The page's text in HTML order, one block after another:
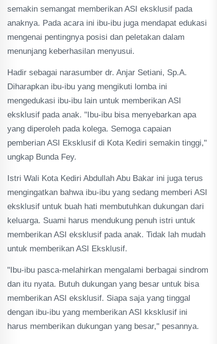
semakin semangat memberikan ASI eksklusif pada
anaknya. Pada acara ini ibu-ibu juga mendapat edukasi
mengenai pentingnya posisi dan peletakan dalam
menunjang keberhasilan menyusui.
Hadir sebagai narasumber dr. Anjar Setiani, Sp.A.
Diharapkan ibu-ibu yang mengikuti lomba ini
mengedukasi ibu-ibu lain untuk memberikan ASI
eksklusif pada anak. "Ibu-ibu bisa menyebarkan apa
yang diperoleh pada kolega. Semoga capaian
pemberian ASI Eksklusif di Kota Kediri semakin tinggi,"
ungkap Bunda Fey.
Istri Wali Kota Kediri Abdullah Abu Bakar ini juga terus
mengingatkan bahwa ibu-ibu yang sedang memberi ASI
eksklusif untuk buah hati membutuhkan dukungan dari
keluarga. Suami harus mendukung penuh istri untuk
memberikan ASI eksklusif pada anak. Tidak lah mudah
untuk memberikan ASI Eksklusif.
"Ibu-ibu pasca-melahirkan mengalami berbagai sindrom
dan itu nyata. Butuh dukungan yang besar untuk bisa
memberikan ASI eksklusif. Siapa saja yang tinggal
dengan ibu-ibu yang memberikan ASI kksklusif ini
harus memberikan dukungan yang besar," pesannya.